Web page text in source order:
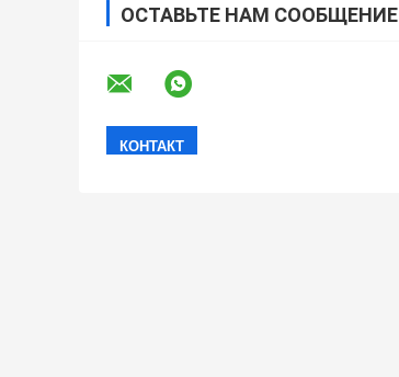
ОСТАВЬТЕ НАМ СООБЩЕНИЕ